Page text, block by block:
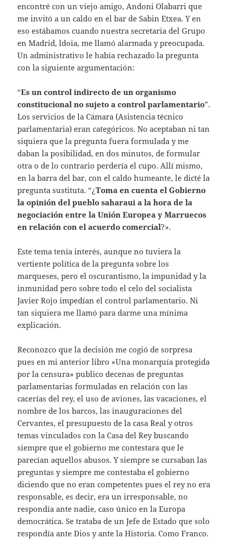
encontré con un viejo amigo, Andoni Olabarri que
me invitó a un caldo en el bar de Sabin Etxea. Y en
eso estábamos cuando nuestra secretaria del Grupo
en Madrid, ldoia, me llamó alarmada y preocupada.
Un administrativo le había rechazado la pregunta
con la siguiente argumentación:
“Es un control indirecto de un organismo
constitucional no sujeto a control parlamentario”.
Los servicios de la Cámara (Asistencia técnico
parlamentaria) eran categóricos. No aceptaban ni tan
siquiera que la pregunta fuera formulada y me
daban la posibilidad, en dos minutos, de formular
otra o de lo contrario perdería el cupo. Allí mismo,
en la barra del bar, con el caldo humeante, le dicté la
pregunta sustituta. “¿Toma en cuenta el Gobierno
la opinión del pueblo saharaui a la hora de la
negociación entre la Unión Europea y Marruecos
en relación conel acuerdo comercial?».
Este tema tenía interés, aunque no tuviera la
vertiente política de la pregunta sobre los
marqueses, pero el oscurantismo, la impunidad y la
inmunidad pero sobre todo el celo del socialista
Javier Rojo impedían el control parlamentario. Ni
tan siquiera me llamó para darme una mínima
explicación.
Reconozco que la decisión me cogió de sorpresa
pues en mi anterior libro «Una monarquía protegida
por la censura» publico decenas de preguntas
parlamentarias formuladas en relación con las
cacerías del rey, el uso de aviones, las vacaciones, el
nombre de los barcos, las inauguraciones del
Cervantes, el presupuesto de la casa Real y otros
temas vinculados con la Casa del Rey buscando
siempre que el gobierno me contestara que le
parecían aquellos abusos. Y siempre se cursaban las
preguntas y siempre me contestaba el gobierno
diciendo que no eran competentes pues el rey no era
responsable, es decir, era un irresponsable, no
respondía ante nadie, caso único en la Europa
democrática. Se trataba de un Jefe de Estado que solo
respondía ante Dios y ante la Historia. Como Franco.